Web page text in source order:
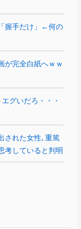
握手だけ」←何の
が完全白紙へｗｗ
グいだろ・・・
された女性､重篤
考していると判明